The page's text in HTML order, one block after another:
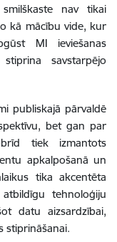
nav tikai
kā mācību vide, kur
MI ieviešanas
savstarpējo
publiskajā pārvaldē
bet gan par
tiek izmantots
apkalpošanā un
tika akcentēta
tehnoloģiju
datu aizsardzībai,
stiprināšanai.